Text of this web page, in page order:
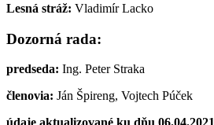
Lesná stráž: Vladimír Lacko
Dozorná rada:
predseda: Ing. Peter Straka
členovia: Ján Špireng, Vojtech Púček